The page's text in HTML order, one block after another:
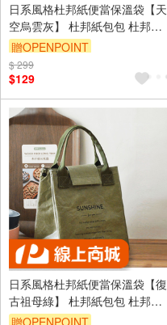
日系風格杜邦紙便當保溫袋【天
空烏雲灰】 杜邦紙包包 杜邦紙
保溫袋 餐袋 杜邦紙袋 杜邦紙 防
水餐袋 保溫便當袋 便當袋 保冷
袋 保溫袋
贈OPENPOINT
$ 299
$129
日系風格杜邦紙便當保溫袋【復
古祖母綠】 杜邦紙包包 杜邦紙
保溫袋 餐袋 杜邦紙袋 杜邦紙 防